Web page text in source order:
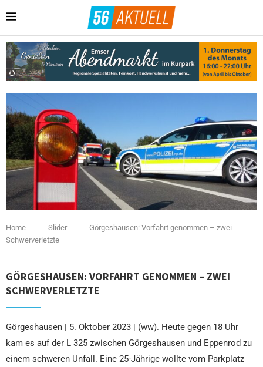
Home Slider
Görgeshausen: Vorfahrt genommen – zwei
Schwerverletzte
GÖRGESHAUSEN: VORFAHRT GENOMMEN – ZWEI
SCHWERVERLETZTE
Görgeshausen | 5. Oktober 2023 | (ww). Heute gegen 18 Uhr
kam es auf der L 325 zwischen Görgeshausen und Eppenrod zu
einem schweren Unfall. Eine 25-Jährige wollte vom Parkplatz